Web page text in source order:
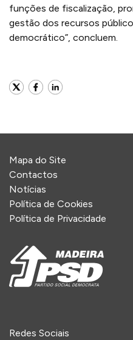
funções de fiscalização,
gestão dos recursos
democrático”, concluem.
Mapa do Site
Contactos
Notícias
Política de Cookies
Política de Privacidade
Redes Sociais